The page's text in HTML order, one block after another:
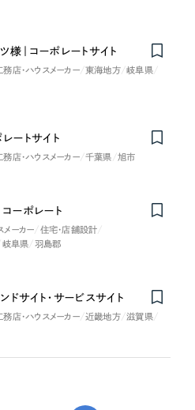
｜コーポレートサイト
務店・ハウスメーカー 東海地方
岐阜県
ートサイト
務店・ハウスメーカー 千葉県 旭市
コーポレート
メーカー
住宅・店舗設計
岐阜県 羽島郡
ドサイト・サービスサイト
務店・ハウスメーカー 近畿地方
滋賀県